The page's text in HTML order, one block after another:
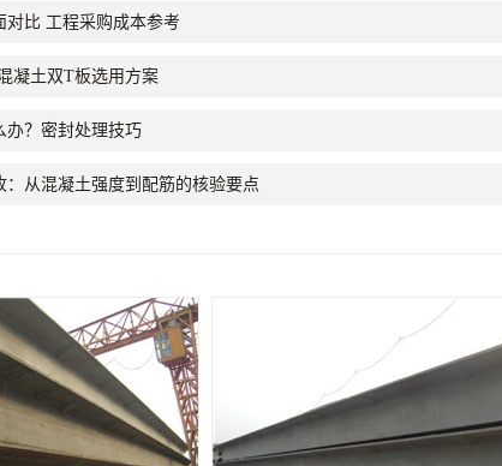
对比 工程采购成本参考
凝土双T板选用方案
办？密封处理技巧
：从混凝土强度到配筋的核验要点